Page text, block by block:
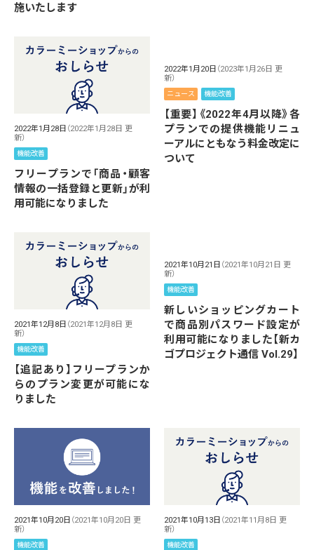
施いたします
2022年1月28日 （2022年1月28日 更
新）
機能改善
フリープランで「商品・顧客
情報の一括登録と更新」が利
用可能になりました
2022年1月20日 （2023年1月26日 更
新）
ニュース 機能改善
【重要】《2022年4月以降》各
プランでの提供機能リニュ
ーアルにともなう料金改定に
ついて
2021年12月8日 （2021年12月8日 更
新）
機能改善
【追記あり】フリープランか
らのプラン変更が可能にな
りました
2021年10月21日 （2021年10月21日 更
新）
機能改善
新しいショッピングカート
で商品別パスワード設定が
利用可能になりました【新カ
ゴプロジェクト通信 Vol.29】
2021年10月20日 （2021年10月20日 更
新）
機能改善
2021年10月13日 （2021年11月8日 更
新）
機能改善